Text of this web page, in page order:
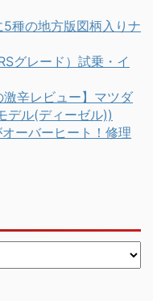
種の地方版図柄入りナ
グレード）試乗・イ
激辛レビュー】マツダ
デル(ディーゼル))
ーバーヒート！修理